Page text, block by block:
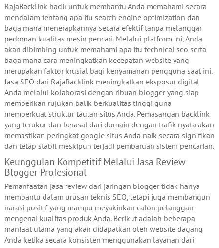
RajaBacklink hadir untuk membantu Anda memahami secara
mendalam tentang apa itu search engine optimization dan
bagaimana menerapkannya secara efektif tanpa melanggar
pedoman kualitas mesin pencari. Melalui platform ini, Anda
akan dibimbing untuk memahami apa itu technical seo serta
bagaimana cara meningkatkan kecepatan website yang
merupakan faktor krusial bagi kenyamanan pengguna saat ini.
Jasa SEO dari RajaBacklink meningkatkan eksposur digital
Anda melalui kolaborasi dengan ribuan blogger yang siap
memberikan rujukan balik berkualitas tinggi guna
memperkuat struktur tautan situs Anda. Pemasangan backlink
yang terukur dan berasal dari domain dengan trafik nyata akan
memastikan peringkat google situs Anda naik secara signifikan
dan tetap stabil meskipun terjadi pembaruan sistem pencarian.
Keunggulan Kompetitif Melalui Jasa Review
Blogger Profesional
Pemanfaatan jasa review dari jaringan blogger tidak hanya
membantu dalam urusan teknis SEO, tetapi juga membangun
narasi positif yang mampu meyakinkan calon pelanggan
mengenai kualitas produk Anda. Berikut adalah beberapa
manfaat utama yang akan didapatkan oleh website dagang
Anda ketika secara konsisten menggunakan layanan dari